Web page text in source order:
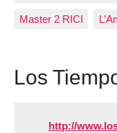
Master 2 RICI
Los
http://